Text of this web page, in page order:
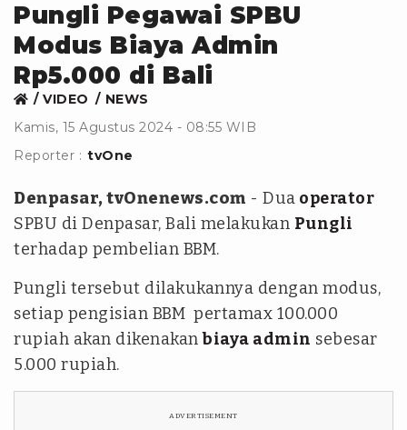
Pungli Pegawai SPBU
Modus Biaya Admin
Rp5.000 di Bali
VIDEO
NEWS
Kamis, 15 Agustus 2024 - 08:55 WIB
Reporter : tvOne
Denpasar, tvOnenews.com - Dua operator
SPBU di Denpasar, Bali melakukan Pungli
terhadap pembelian BBM.
Pungli tersebut dilakukannya dengan modus,
setiap pengisian BBM pertamax 100.000
rupiah akan dikenakanbiaya admin sebesar
5.000 rupiah.
ADVERTISEMENT